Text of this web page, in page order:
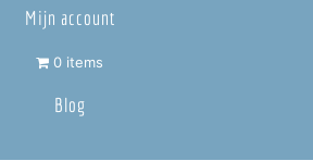
Mijn account
0 items
Blog